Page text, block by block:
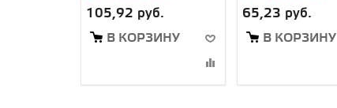
песочный (2 кг)
105,92 руб.
В КОРЗИНУ
песочный (1 кг)
65,23 руб.
В КОРЗИНУ